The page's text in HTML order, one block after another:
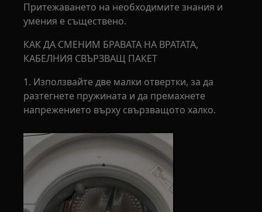
Притежаването на необходимите знания и
умения е съществено.
КАК ДА СМЕНИМ БРАВАТА НА ВРАТАТА,
КАБЕЛНИЯ СВЪРЗВАЩ ПАКЕТ
1. Използвайте две малки отвертки, за да
разтегнете пружината и да премахнете
напрежението върху свързващото халко.